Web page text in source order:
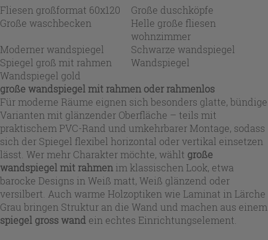
Fliesen großformat 60x120
Große duschköpfe
Große waschbecken
Helle große fliesen
wohnzimmer
Moderner wandspiegel
Schwarze wandspiegel
Spiegel groß mit rahmen
Wandspiegel
Wandspiegel gold
große wandspiegel mit rahmen oder rahmenlos
Für moderne Räume eignen sich besonders glatte, bündige
Varianten mit glänzender Oberfläche – teils mit
praktischem PVC-Rand und umkehrbarer Montage, sodass
sich der Spiegel flexibel horizontal oder vertikal einsetzen
lässt. Wer mehr Charakter möchte, wählt große
wandspiegel mit rahmen im klassischen Look, etwa
barocke Designs in Weiß matt, Weiß glänzend oder
versilbert. Auch warme Holzoptiken wie Laminat in Lärche
Grau bringen Struktur an die Wand und machen aus einem
spiegel gross wand ein echtes Einrichtungselement.